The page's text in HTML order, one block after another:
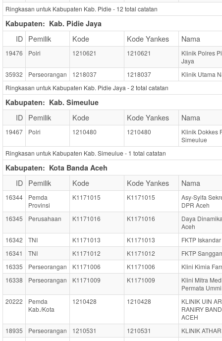
Ringkasan untuk Kabupaten Kab. Pidie - 12 total catatan
Kabupaten: Kab. Pidie Jaya
ID Pemilik Kode Kode Yankes Nama
19476 Polri 1210621 1210621
Klinik Polres
Jaya
35932
Perseorangan 1218037 1218037
Klinik Utama
Ringkasan untuk Kabupaten Kab. Pidie Jaya -2 total catatan
Kabupaten: Kab. Simeulue
ID Pemilik Kode Kode Yankes Nama
19467 Polri 1210480 1210480
Klinik Dokkes
Simeulue
Ringkasan untuk Kabupaten Kab. Simeulue - 1 total catatan
Kabupaten: Kota Banda Aceh
ID Pemilik Kode Kode Yankes Nama
16344
Pemda
Provinsi
K1171015 K1171015
Asy-Syifa
DPR Aceh
16345
Perusahaan K1171016 K1171016
Daya
Aceh
16342
TNI K1171013 K1171013
FKTP
16341
TNI K1171012 K1171012
FKTP
16335
Perseorangan K1171006 K1171006
Klini Kimia
16338
Perseorangan K1171009 K1171009
Klini Mitra
Permata Ummi
20222
Pemda
Kab./Kota
1210428 1210428
KLINIK UIN
RANIRY
ACEH
18935
Perseorangan 1210531 1210531
KLINIK